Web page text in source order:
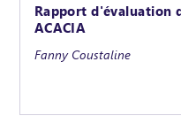
Rapport d'évaluation
ACACIA
Fanny Coustaline